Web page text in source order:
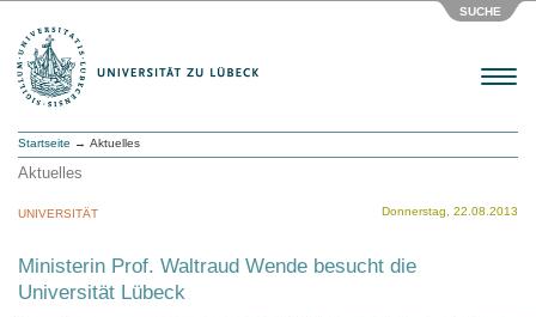
SUCHE
Menu
Startseite → Aktuelles
Aktuelles
Donnerstag, 22.08.2013
UNIVERSITÄT
Ministerin Prof. Waltraud Wende besucht die
Universität Lübeck